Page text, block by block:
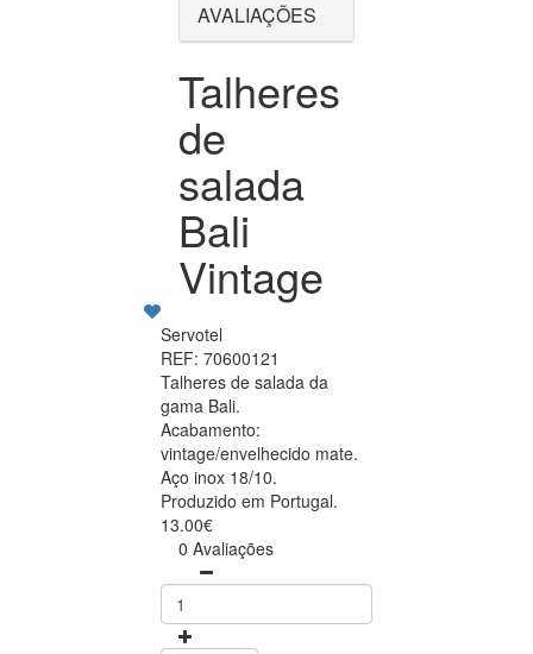
AVALIAÇÕES
Talheres
de
salada
Bali
Vintage
Servotel
REF: 70600121
Talheres de salada da
gama Bali.
Acabamento:
vintage/envelhecido mate.
Aço inox 18/10.
Produzido em Portugal.
13.00€
0 Avaliações